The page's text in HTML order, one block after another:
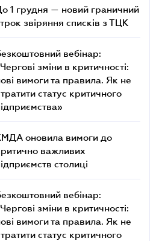
1 грудня — новий граничний
звіряння списків з ТЦК
вебінар:
зміни в критичності:
вимоги та правила. Як не
статус критичного
оновила вимоги до
важливих
столиці
вебінар:
зміни в критичності:
вимоги та правила. Як не
статус критичного